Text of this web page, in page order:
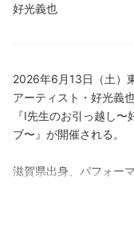
好光義也
2026年6月13日（土）
アーティスト・好光義
『I先生のお引っ越し
ブ〜』が開催される。
滋賀県出身、パフォー
技、楽器演奏、映像、
たパフォーマンスの上